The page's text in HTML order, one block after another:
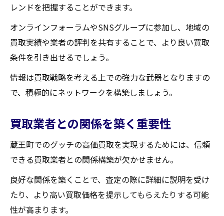
レンドを把握することができます。
オンラインフォーラムやSNSグループに参加し、地域の
買取実績や業者の評判を共有することで、より良い買取
条件を引き出せるでしょう。
情報は買取戦略を考える上での強力な武器となりますの
で、積極的にネットワークを構築しましょう。
買取業者との関係を築く重要性
蔵王町でのグッチの高価買取を実現するためには、信頼
できる買取業者との関係構築が欠かせません。
良好な関係を築くことで、査定の際に詳細に説明を受け
たり、より高い買取価格を提示してもらえたりする可能
性が高まります。